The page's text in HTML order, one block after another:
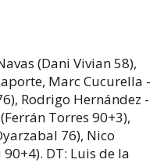
(Dani Vivian 58),
Marc Cucurella -
Rodrigo Hernández -
Torres 90+3),
76), Nico
DT: Luis de la